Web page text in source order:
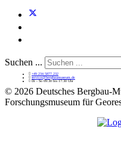
Suchen ...
+49 234 5877 232
service@bergbaumuseum.de
Di - So 09:30 bis 17:30 Uhr
© 2026 Deutsches Bergbau-
Forschungsmuseum für